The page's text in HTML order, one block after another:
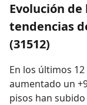
Evolución
tendencias
(31512)
En los últimos 12
aumentado un
pisos han subido